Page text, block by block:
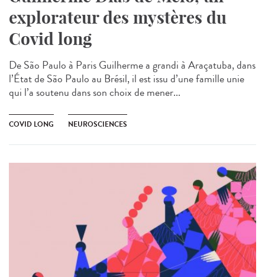
explorateur des mystères du
Covid long
De São Paulo à Paris Guilherme a grandi à Araçatuba, dans
l’État de São Paulo au Brésil, il est issu d’une famille unie
qui l’a soutenu dans son choix de mener...
COVID LONG NEUROSCIENCES